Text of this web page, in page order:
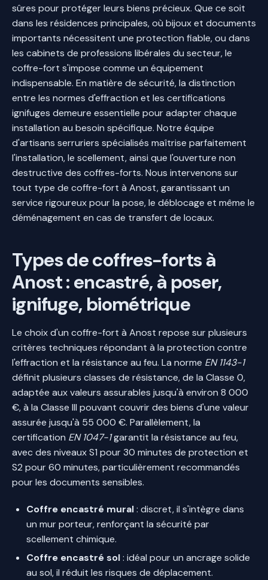
sûres pour protéger leurs biens précieux. Que ce soit
dans les résidences principales, où bijoux et documents
importants nécessitent une protection fiable, ou dans
les cabinets de professions libérales du secteur, le
coffre-fort s'impose comme un équipement
indispensable. En matière de sécurité, la distinction
entre les normes d'effraction et les certifications
ignifuges demeure essentielle pour adapter chaque
installation au besoin spécifique. Notre équipe
d'artisans serruriers spécialisés maîtrise parfaitement
l'installation, le scellement, ainsi que l'ouverture non
destructive des coffres-forts. Nous intervenons sur
tout type de coffre-fort à Anost, garantissant un
service rigoureux pour la pose, le déblocage et même le
déménagement en cas de transfert de locaux.
Types de coffres-forts à
Anost : encastré, à poser,
ignifuge, biométrique
Le choix d'un coffre-fort à Anost repose sur plusieurs
critères techniques répondant à la protection contre
l'effraction et la résistance au feu. La norme EN 1143-1
définit plusieurs classes de résistance, de la Classe 0,
adaptée aux valeurs assurables jusqu'à environ 8 000
€, à la Classe III pouvant couvrir des biens d'une valeur
assurée jusqu'à 55 000 €. Parallèlement, la
certification EN 1047-1garantit la résistance au feu,
avec des niveaux S1 pour 30 minutes de protection et
S2 pour 60 minutes, particulièrement recommandés
pour les documents sensibles.
Coffre encastré mural: discret, il s'intègre dans
un mur porteur, renforçant la sécurité par
scellement chimique.
Coffre encastré sol: idéal pour un ancrage solide
au sol, il réduit les risques de déplacement.